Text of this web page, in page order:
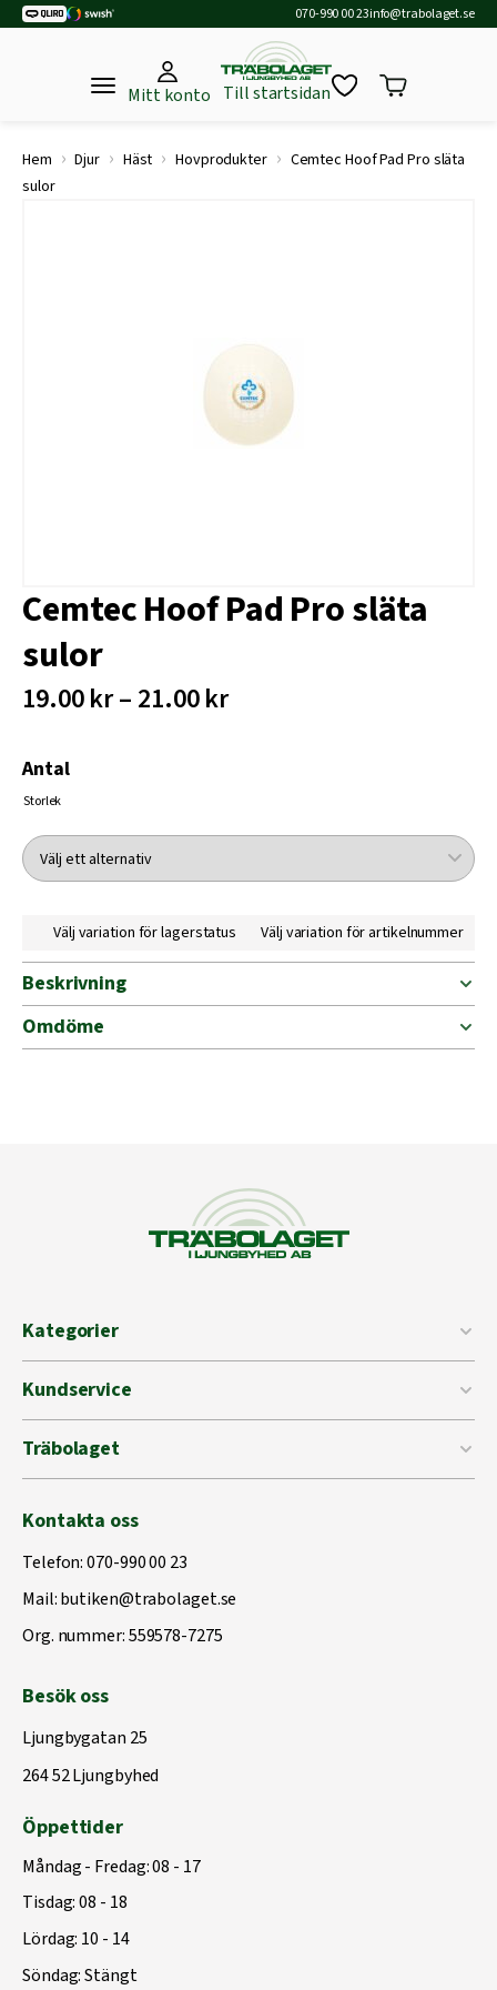
070-990 00 23info@trabolaget.se
Mitt konto Till startsidan
Hem › Djur › Häst › Hovprodukter › Cemtec Hoof Pad Pro släta
sulor
Cemtec Hoof Pad Pro släta
sulor
19.00 kr – 21.00 kr
Antal
Storlek
Välj variation för lagerstatus Välj variation för artikelnummer
Beskrivning
Omdöme
Kategorier
Kundservice
Träbolaget
Kontakta oss
Telefon:070-990 00 23
Mail:butiken@trabolaget.se
Org. nummer: 559578-7275
Besök oss
Ljungbygatan 25
264 52 Ljungbyhed
Öppettider
Måndag - Fredag: 08 - 17
Tisdag: 08 - 18
Lördag: 10 - 14
Söndag: Stängt